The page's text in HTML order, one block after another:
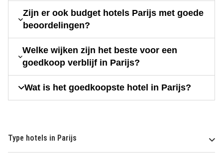
Zijn er ook budget hotels Parijs met goede
beoordelingen?
Welke wijken zijn het beste voor een
goedkoop verblijf in Parijs?
Wat is het goedkoopste hotel in Parijs?
Type hotels in Parijs